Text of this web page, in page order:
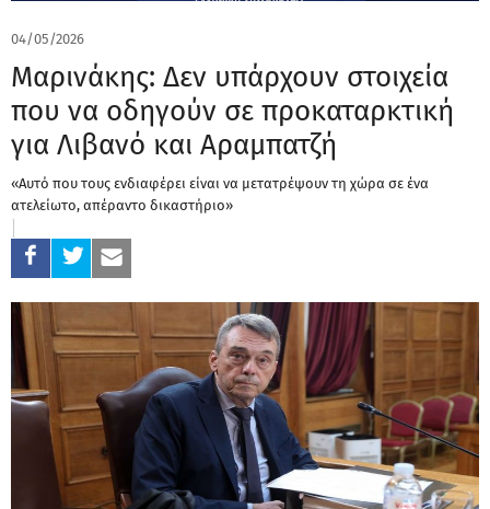
04/05/2026
Μαρινάκης: Δεν υπάρχουν στοιχεία
που να οδηγούν σε προκαταρκτική
για Λιβανό και Αραμπατζή
«Αυτό που τους ενδιαφέρει είναι να μετατρέψουν τη χώρα σε ένα
ατελείωτο, απέραντο δικαστήριο»